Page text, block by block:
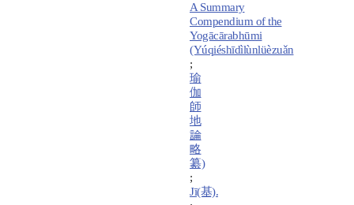
A Summary
Compendium of the
Yogācārabhūmi
(Yúqiéshīdìlùnlüèzuǎn
;
瑜
伽
師
地
論
略
纂)
;
Jī(基).